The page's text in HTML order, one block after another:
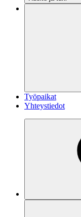
Työpaikat
Yhteystiedot